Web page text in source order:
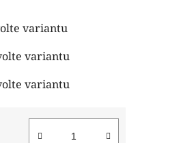
variantu
variantu
variantu